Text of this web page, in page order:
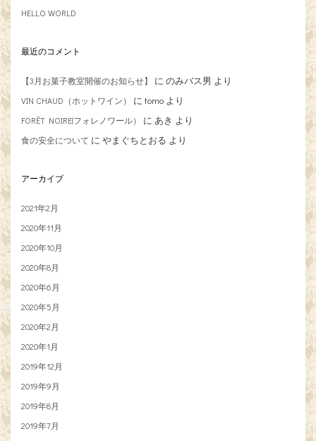
HELLO WORLD
最近のコメント
【3月お菓子教室開催のお知らせ】 に のみバス男 より
VIN CHAUD（ホットワイン） に tomo より
FORÊT NOIRE(フォレノワール） に あき より
食の安全について に やまぐちとおる より
アーカイブ
2021年2月
2020年11月
2020年10月
2020年8月
2020年6月
2020年5月
2020年2月
2020年1月
2019年12月
2019年9月
2019年8月
2019年7月